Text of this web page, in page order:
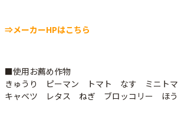
⇒メーカーHPはこちら
■使用お薦め作物
きゅうり ピーマン トマト なす ミニト
キャベツ レタス ねぎ ブロッコリー ほ